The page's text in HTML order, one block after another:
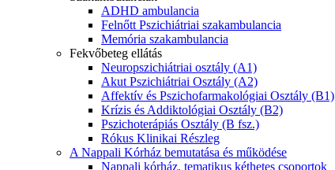
ADHD ambulancia
Felnőtt Pszichiátriai szakambulancia
Memória szakambulancia
Fekvőbeteg ellátás
Neuropszichiátriai osztály (A1)
Akut Pszichiátriai Osztály (A2)
Affektív és Pszichofarmakológiai Osztály (B1)
Krízis és Addiktológiai Osztály (B2)
Pszichoterápiás Osztály (B fsz.)
Rókus Klinikai Részleg
A Nappali Kórház bemutatása és működése
Nappali kórház, tematikus kéthetes csoportok